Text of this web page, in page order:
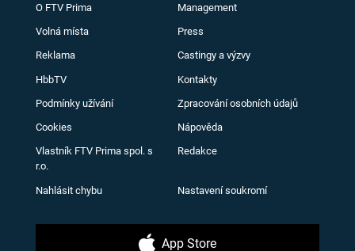
O FTV Prima Management
Volná místa Press
Reklama Castingy a výzvy
HbbTV Kontakty
Podmínky užívání Zpracování osobních údajů
Cookies Nápověda
Vlastník FTV Prima spol. s
r.o.
Redakce
Nahlásit chybu Nastavení soukromí
App Store